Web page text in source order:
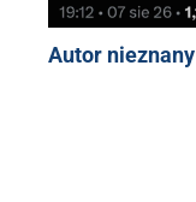
Autor nieznany